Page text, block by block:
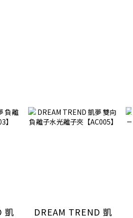
凱 DREAM TREND 凱